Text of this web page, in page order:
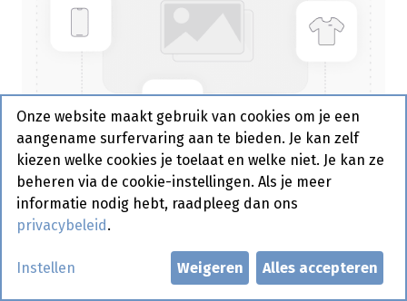
Alu Bakje 2-Vaks Laag 100 st
Actief
Onze website maakt gebruik van cookies om je een
aangename surfervaring aan te bieden. Je kan zelf
kiezen welke cookies je toelaat en welke niet. Je kan ze
beheren via de cookie-instellingen. Als je meer
informatie nodig hebt, raadpleeg dan ons
privacybeleid .
Instellen Weigeren Alles accepteren